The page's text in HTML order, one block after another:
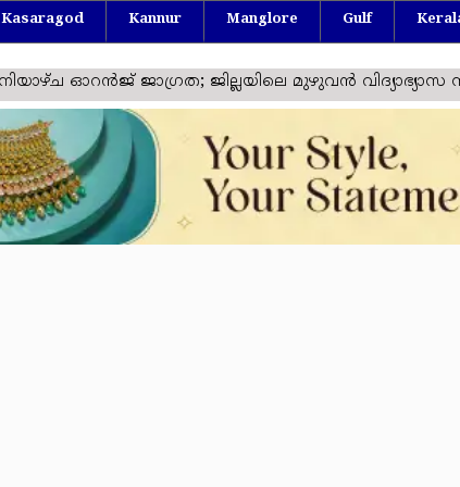
Kasaragod Kannur Manglore Gulf